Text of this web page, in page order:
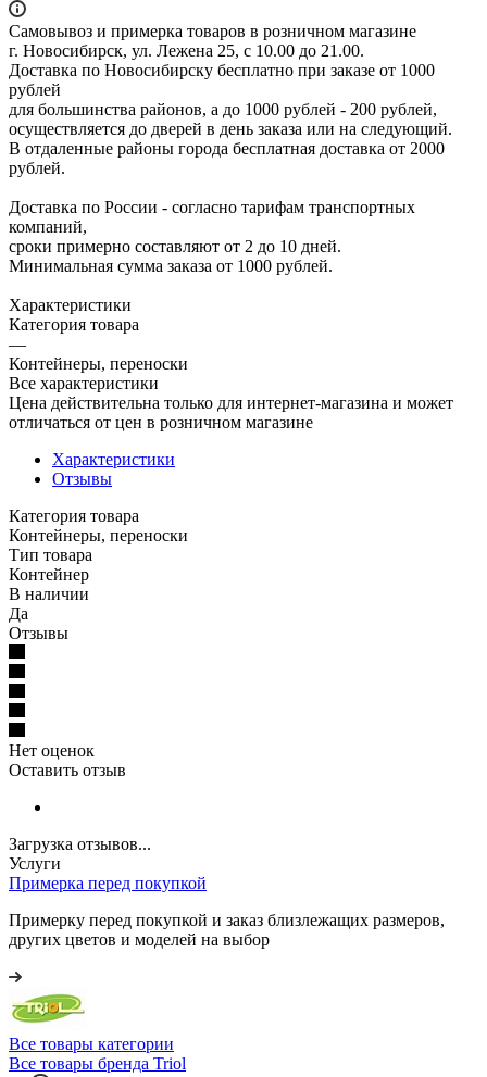
Самовывоз и примерка товаров в розничном магазине
г. Новосибирск, ул. Лежена 25, с 10.00 до 21.00.
Доставка по Новосибирску бесплатно при заказе от 1000
рублей
для большинства районов, а до 1000 рублей - 200 рублей,
осуществляется до дверей в день заказа или на следующий.
В отдаленные районы города бесплатная доставка от 2000
рублей.
Доставка по России - согласно тарифам транспортных
компаний,
сроки примерно составляют от 2 до 10 дней.
Минимальная сумма заказа от 1000 рублей.
Характеристики
Категория товара
—
Контейнеры, переноски
Все характеристики
Цена действительна только для интернет-магазина и может
отличаться от цен в розничном магазине
Характеристики
Отзывы
Категория товара
Контейнеры, переноски
Тип товара
Контейнер
В наличии
Да
Отзывы
Нет оценок
Оставить отзыв
Загрузка отзывов...
Услуги
Примерка перед покупкой
Примерку перед покупкой и заказ близлежащих размеров,
других цветов и моделей на выбор
Все товары категории
Все товары бренда Triol